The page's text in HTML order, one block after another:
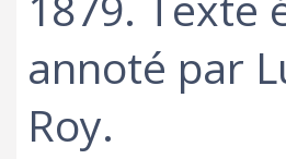
annoté par
Roy. ‎